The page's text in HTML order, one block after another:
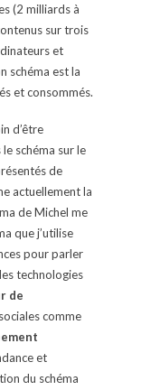
(2 milliards à
sur trois
et
schéma est la
et consommés.
d’être
schéma sur le
de
actuellement la
de Michel me
que j’utilise
pour parler
technologies
de
comme
et
du schéma